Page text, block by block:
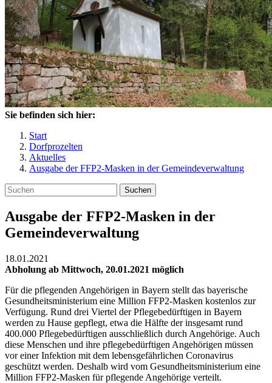
Sie befinden sich hier:
Start
Dorfprozelten
Aktuelles
Ausgabe der FFP2-Masken in der Gemeindeverwaltung
Suchen
Ausgabe der FFP2-Masken in der
Gemeindeverwaltung
18.01.2021
Abholung ab Mittwoch, 20.01.2021 möglich
Für die pflegenden Angehörigen in Bayern stellt das bayerische
Gesundheitsministerium eine Million FFP2-Masken kostenlos zur
Verfügung. Rund drei Viertel der Pflegebedürftigen in Bayern
werden zu Hause gepflegt, etwa die Hälfte der insgesamt rund
400.000 Pflegebedürftigen ausschließlich durch Angehörige. Auch
diese Menschen und ihre pflegebedürftigen Angehörigen müssen
vor einer Infektion mit dem lebensgefährlichen Coronavirus
geschützt werden. Deshalb wird vom Gesundheitsministerium eine
Million FFP2-Masken für pflegende Angehörige verteilt.